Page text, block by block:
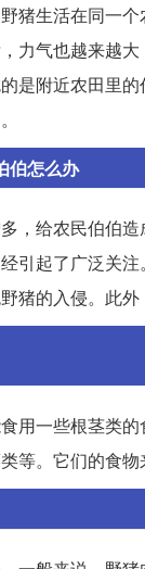
猪生活在同一
力气也越来越
是附近农田里
伯怎么办
，给农民伯伯
引起了广泛关
猪的入侵。此
用一些根茎类
等。它们的食